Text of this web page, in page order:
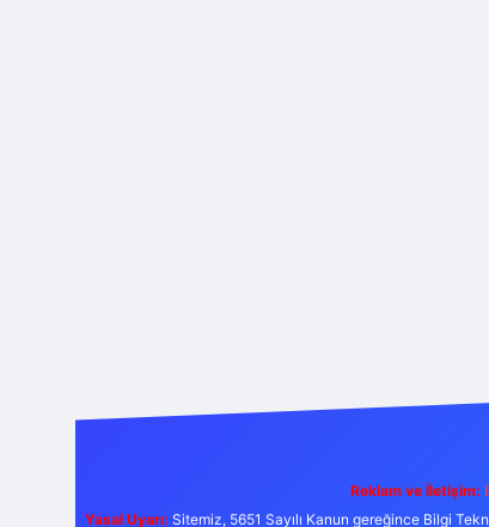
Reklam ve İletişim:
Yasal Uyarı: Sitemiz, 5651 Sayılı Kanun gereğince Bilgi